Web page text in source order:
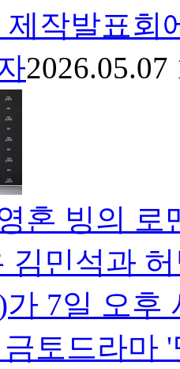
제작발표회
2026.05.07
혼 빙의 로
김민석과
7일 오후
금토드라마